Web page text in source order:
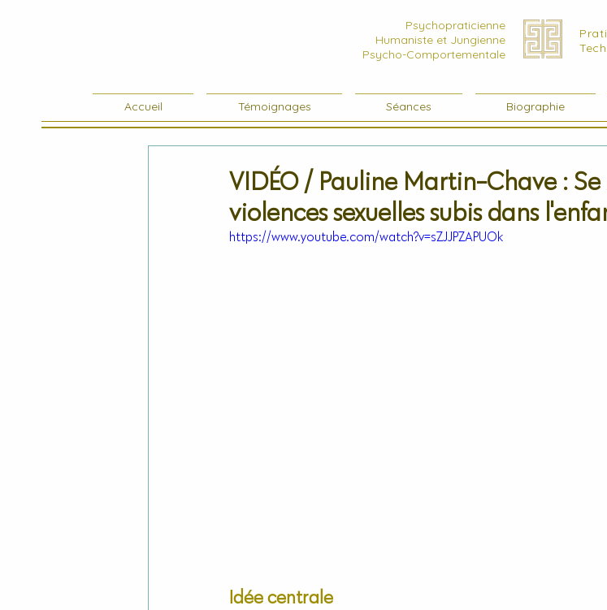
Psychopraticienne
Humaniste et Jungienne
Psycho-Comportementale
Accueil Témoignages Séances Biographie
VIDÉO / Pauline Martin-Chave :
violences sexuelles subis dans
https://www.youtube.com/watch?v=sZJJPZAPUOk
Idée centrale